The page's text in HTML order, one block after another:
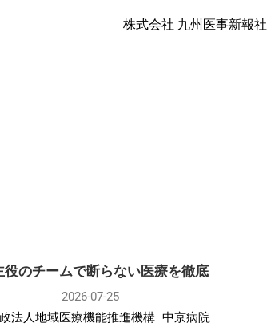
株式会社 九州医事新報社
役のチームで断らない医療を徹底
2026-07-25
法人地域医療機能推進機構 中京病院